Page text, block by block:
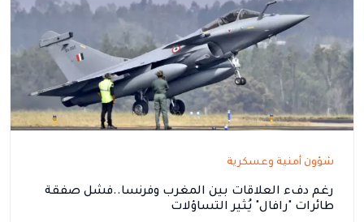
شؤون أمنية وعسكرية
رغم دفء العلاقات بين المغرب وفرنسا..فشل صفقة
طائرات "رافال" يُثير التساؤلات